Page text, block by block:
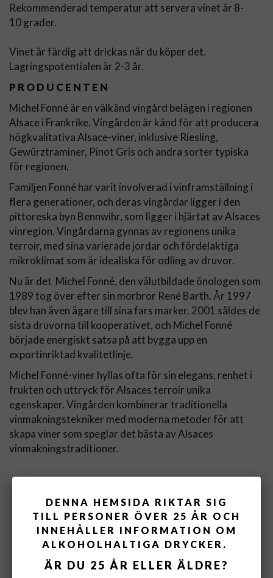
Rekommenderad temperatur att servera vinet är 8-
10 grader.
Vinet är färdig att drickas när du köper det.
Lagringspotentialen är 2-3 år.
PRODUCENTEN
Michel Fonné är en välkänd vingård belägen i regionen
Alsace i Frankrike. Vingården är känd för att producera
högkvalitativa Alsace-viner, inklusive Riesling,
Gewürztraminer, Pinot Gris och andra sorter typiska
för regionen.
Familjen Fonné har varit involverad i vinframställning i
flera generationer, och deras vingårdar ligger i den
pittoreska byn Bennwihr, som ligger i hjärtat av Alsaces
vinregion. Vingårdarna gynnas av regionens unika
terroir, med sina varierade jordar och fördelaktiga
mikroklimat som är idealiska för odling av druvor.
Nu är det Michel Fonné, den välutbildade önologen som
1989 tog över efter sin morbror René Barth. År 1997
blev han även ägare till sina fars marker. 2001 såldes de
sista druvorna till kooperativet, och Michel Fonné
började energiskt satsa på att bygga upp en
exportinriktad kvalitetlinje.
Michel Fonné-viner hyllas ofta för sin elegans, renhet i
frukten och uttryck för Alsaces terroir unika
egenskaper. Vingården kombinerar traditionella
vinmakningstekniker med moderna metoder för att
skapa viner som speglar det bästa av Alsaces
vinmakningstraditioner.
Spara som favorit
DENNA HEMSIDA RIKTAR SIG
TILL PERSONER ÖVER 25 ÅR OCH
INNEHÅLLER INFORMATION OM
ALKOHOLHALTIGA DRYCKER.
ÄR DU 25 ÅR ELLER ÄLDRE?